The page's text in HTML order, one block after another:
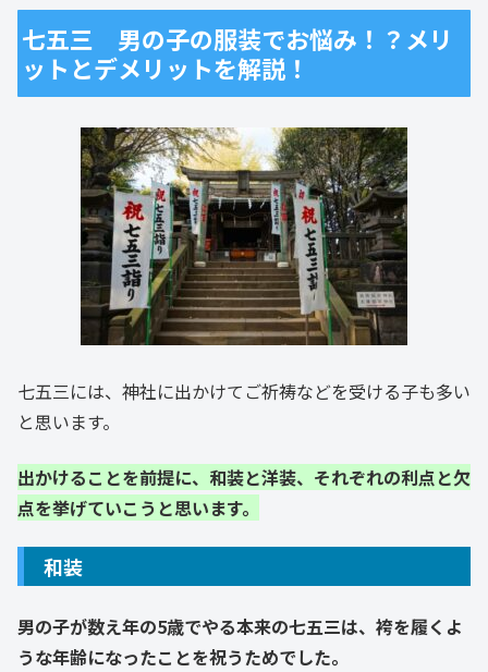
七五三 男の子の服装でお悩み！？メリ
ットとデメリットを解説！
七五三には、神社に出かけてご祈祷などを受ける子も多い
と思います。
出かけることを前提に、和装と洋装、それぞれの利点と欠
点を挙げていこうと思います。
和装
男の子が数え年の5歳でやる本来の七五三は、袴を履くよ
うな年齢になったことを祝うためでした。